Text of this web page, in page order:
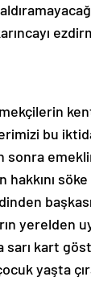
bu
hakkını
yerelden
sarı kart
yaşta